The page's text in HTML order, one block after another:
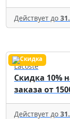
Действует до
Lacoste
Скидка 10%
заказа от
Действует до